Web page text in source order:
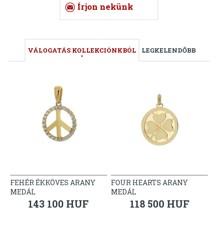
Írjon nekünk
VÁLOGATÁS KOLLEKCIÓNKBÓL LEGKELENDŐBB
FEHÉR ÉKKÖVES ARANY
MEDÁL
143 100 HUF
FOUR HEARTS ARANY
MEDÁL
118 500 HUF